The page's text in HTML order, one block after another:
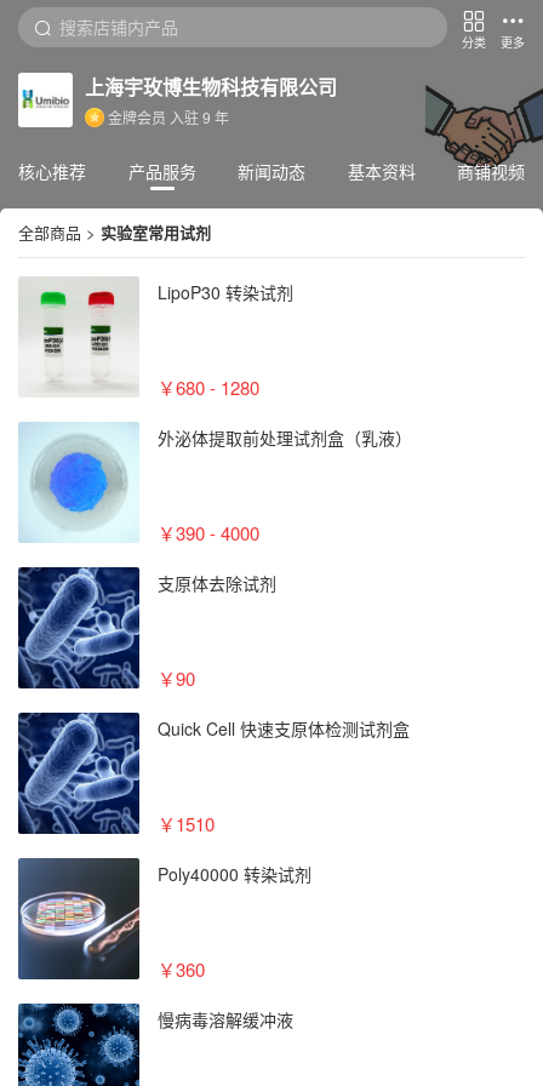
分类 更多
上海宇玫博生物科技有限公司
金牌会员 入驻9 年
核心推荐 产品服务 新闻动态 基本资料 商铺视频
全部商品 > 实验室常用试剂
LipoP30 转染试剂
￥680 - 1280
外泌体提取前处理试剂盒（乳液）
￥390 - 4000
支原体去除试剂
￥90
Quick Cell 快速支原体检测试剂盒
￥1510
Poly40000 转染试剂
￥360
慢病毒溶解缓冲液